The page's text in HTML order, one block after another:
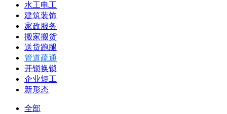
水工电工
建筑装饰
家政服务
搬家搬货
送货跑腿
管道疏通
开锁换锁
企业短工
新形态
全部